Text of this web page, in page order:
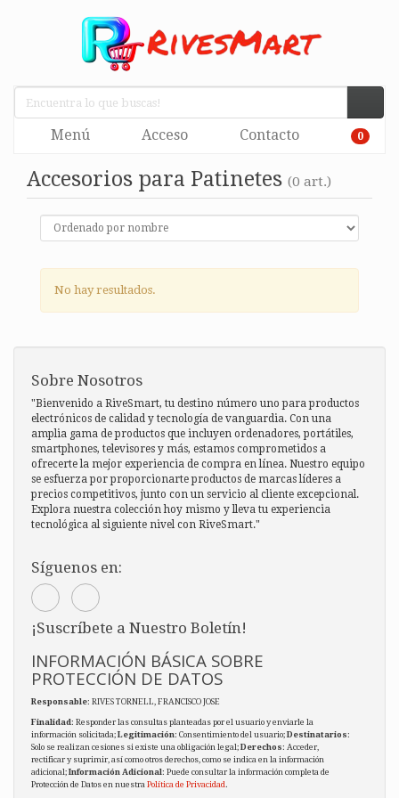
Menú Acceso Contacto 0
Accesorios para Patinetes (0 art.)
No hay resultados.
Sobre Nosotros
"Bienvenido a RiveSmart, tu destino número uno para productos
electrónicos de calidad y tecnología de vanguardia. Con una
amplia gama de productos que incluyen ordenadores, portátiles,
smartphones, televisores y más, estamos comprometidos a
ofrecerte la mejor experiencia de compra en línea. Nuestro equipo
se esfuerza por proporcionarte productos de marcas líderes a
precios competitivos, junto con un servicio al cliente excepcional.
Explora nuestra colección hoy mismo y lleva tu experiencia
tecnológica al siguiente nivel con RiveSmart."
Síguenos en:
¡Suscríbete a Nuestro Boletín!
INFORMACIÓN BÁSICA SOBRE
PROTECCIÓN DE DATOS
Responsable: RIVES TORNELL, FRANCISCO JOSE
Finalidad: Responder las consultas planteadas por el usuario y enviarle la
información solicitada;Legitimación: Consentimiento del usuario;Destinatarios:
Solo se realizan cesiones si existe una obligación legal;Derechos: Acceder,
rectificar y suprimir, así como otros derechos, como se indica en la información
adicional;Información Adicional: Puede consultar la información completa de
Protección de Datos en nuestra Política de Privacidad.